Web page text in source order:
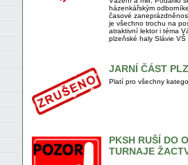
házenkářským
časové
je všechno trochu na
atraktivní lektor i téma
plzeňské haly Slávie VŠ
JARNÍ ČÁST
Platí pro všechny
PKSH RUŠÍ DO
TURNAJE